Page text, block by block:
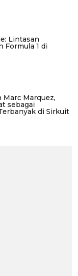
Lintasan
Formula 1 di
Marquez,
sebagai
di Sirkuit